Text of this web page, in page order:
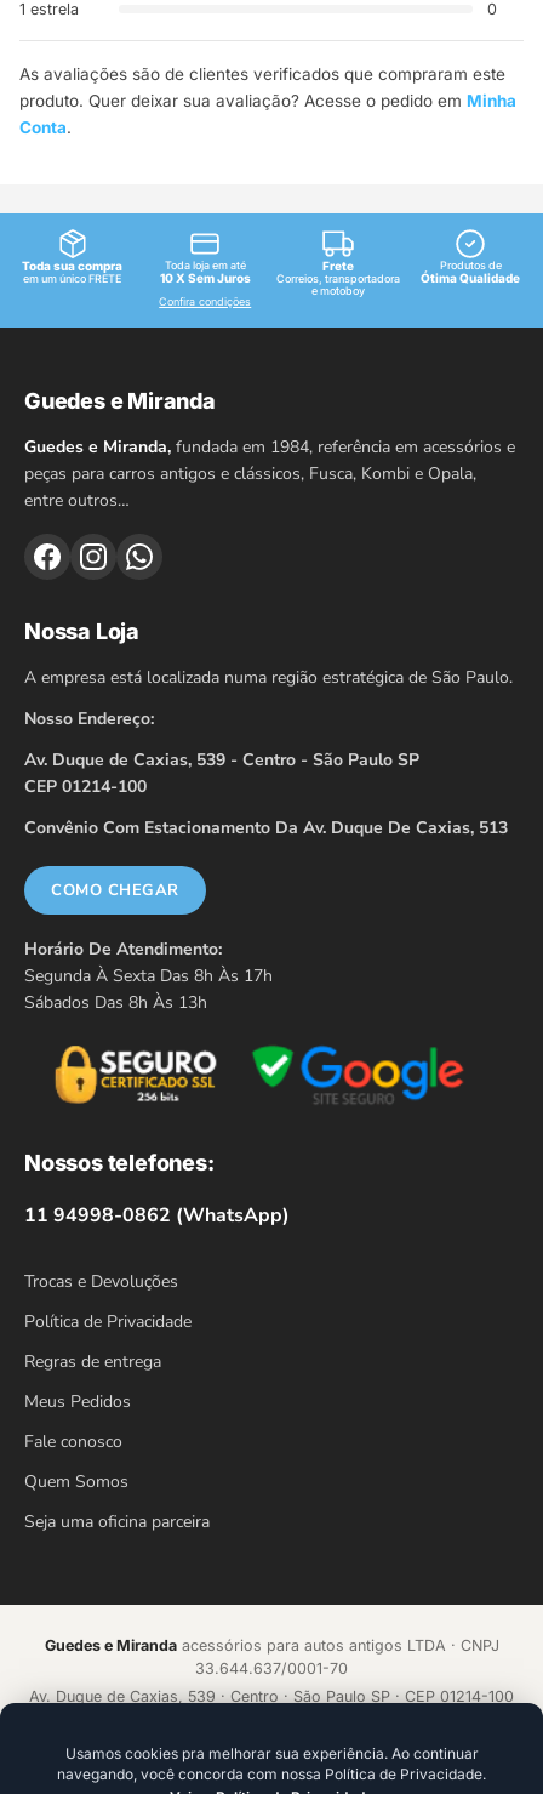
1 estrela
0
As avaliações são de clientes verificados que compraram este
produto. Quer deixar sua avaliação? Acesse o pedido em Minha
Conta.
Toda sua compra
em um único FRETE
Toda loja em até
10 X Sem Juros
Confira condições
Frete
Correios, transportadora
e motoboy
Produtos de
Ótima Qualidade
Guedes e Miranda
Guedes e Miranda, fundada em 1984, referência em acessórios e
peças para carros antigos e clássicos, Fusca, Kombi e Opala,
entre outros…
Nossa Loja
A empresa está localizada numa região estratégica de São Paulo.
Nosso Endereço:
Av. Duque de Caxias, 539 - Centro - São Paulo SP
CEP 01214-100
Convênio Com Estacionamento Da Av. Duque De Caxias, 513
COMO CHEGAR
Horário De Atendimento:
Segunda À Sexta Das 8h Às 17h
Sábados Das 8h Às 13h
Nossos telefones:
11 94998-0862 (WhatsApp)
Trocas e Devoluções
Política de Privacidade
Regras de entrega
Meus Pedidos
Fale conosco
Quem Somos
Seja uma oficina parceira
Guedes e Mirandaacessórios para autos antigos LTDA · CNPJ
33.644.637/0001-70
Av. Duque de Caxias, 539 · Centro · São Paulo SP · CEP 01214-100
Acelerado porecommerce.CAMP
Usamos cookies pra melhorar sua experiência. Ao continuar
navegando, você concorda com nossa Política de Privacidade.